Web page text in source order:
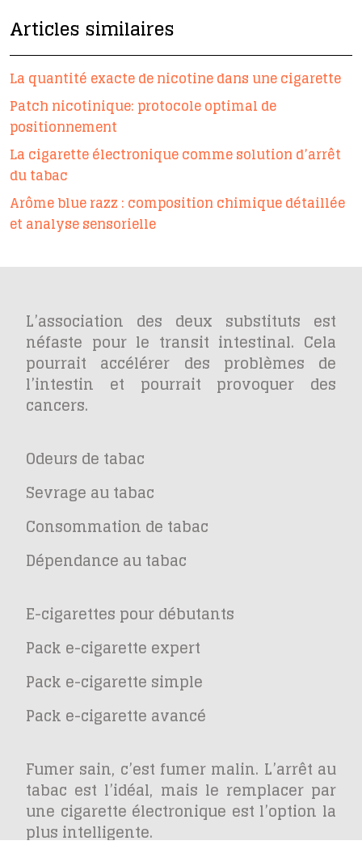
Articles similaires
La quantité exacte de nicotine dans une cigarette
Patch nicotinique: protocole optimal de
positionnement
La cigarette électronique comme solution d’arrêt
du tabac
Arôme blue razz : composition chimique détaillée
et analyse sensorielle
L’association des deux substituts est
néfaste pour le transit intestinal. Cela
pourrait accélérer des problèmes de
l’intestin et pourrait provoquer des
cancers.
Odeurs de tabac
Sevrage au tabac
Consommation de tabac
Dépendance au tabac
E-cigarettes pour débutants
Pack e-cigarette expert
Pack e-cigarette simple
Pack e-cigarette avancé
Fumer sain, c’est fumer malin. L’arrêt au
tabac est l’idéal, mais le remplacer par
une cigarette électronique est l’option la
plus intelligente.